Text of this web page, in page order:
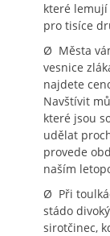
které
pro tisíce
Ø Města
vesnice
najdete
Navštívit
které jsou
udělat
provede
naším
Ø Při
stádo
sirotčinec,